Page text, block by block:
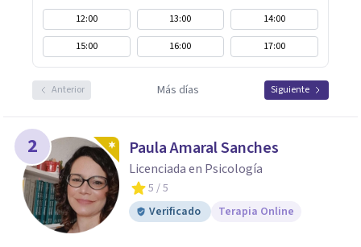
12:00 13:00
14:00
15:00
16:00 17:00
Anterior Más días Siguiente
2 Paula Amaral Sanches
Licenciada en Psicología
5 / 5
Verificado
Terapia Online